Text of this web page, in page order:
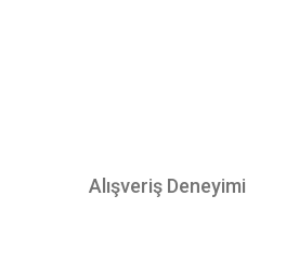
Alışveriş Deneyimi